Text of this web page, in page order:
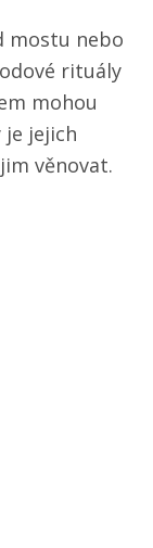
mostu nebo
rituály
mohou
jejich
věnovat.